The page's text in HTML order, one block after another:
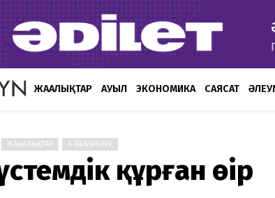
ЖАҢАЛЫҚТАР АУЫЛ ЭКОНОМИКА САЯСАТ
ЖАҢАЛЫҚТАР A-NEWSPAPER
құрған өңір